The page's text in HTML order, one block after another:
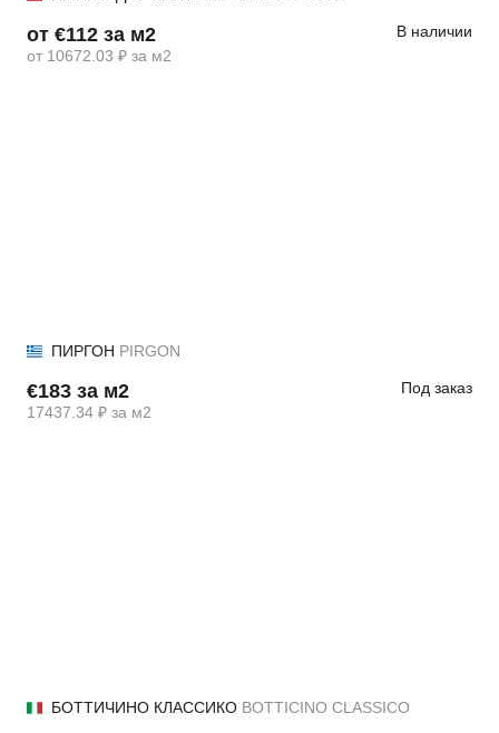
от €112 за м2
от 10672.03 ₽ за м2
В наличии
ПИРГОН PIRGON
€183 за м2
17437.34 ₽ за м2
Под заказ
БОТТИЧИНО КЛАССИКО BOTTICINO CLASSICO